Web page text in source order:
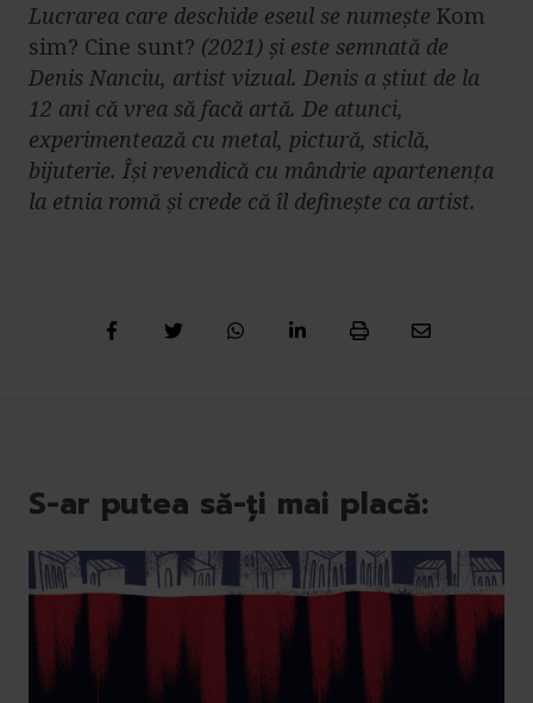
Lucrarea care deschide eseul se numește Kom
sim? Cine sunt? (2021) și este semnată de
Denis Nanciu, artist vizual. Denis a știut de la
12 ani că vrea să facă artă. De atunci,
experimentează cu metal, pictură, sticlă,
bijuterie. Își revendică cu mândrie apartenența
la etnia romă și crede că îl definește ca artist.
S-ar putea să-ți mai placă: